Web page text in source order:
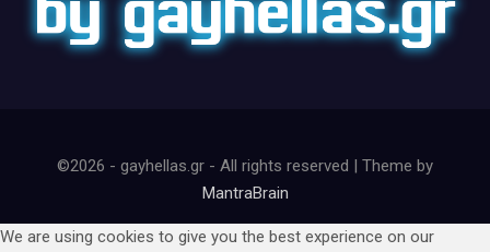
©2026 - gayhellas.gr - All rights reserved | Theme by
MantraBrain
We are using cookies to give you the best experience on our